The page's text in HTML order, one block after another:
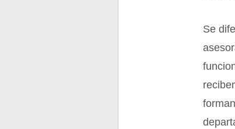
Se